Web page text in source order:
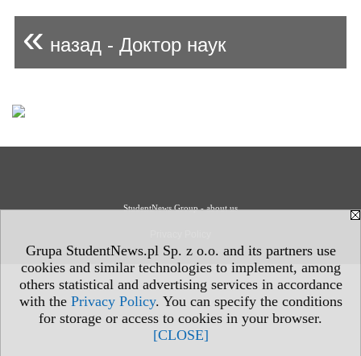
Grupa StudentNews.pl Sp. z o.o. and its partners use
cookies and similar technologies to implement, among
others statistical and advertising services in accordance
with the Privacy Policy. You can specify the conditions
for storage or access to cookies in your browser.
[CLOSE]
« назад - Доктор наук
StudentNews Group - about us